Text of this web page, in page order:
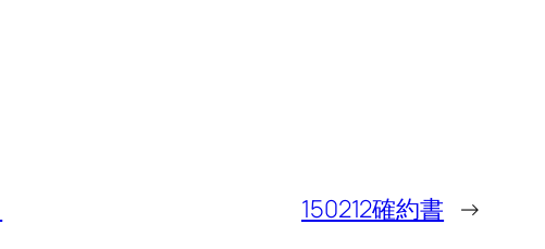
150212確約書 →